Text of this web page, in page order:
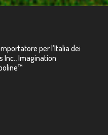
per l’Italia dei
Inc., Imagination